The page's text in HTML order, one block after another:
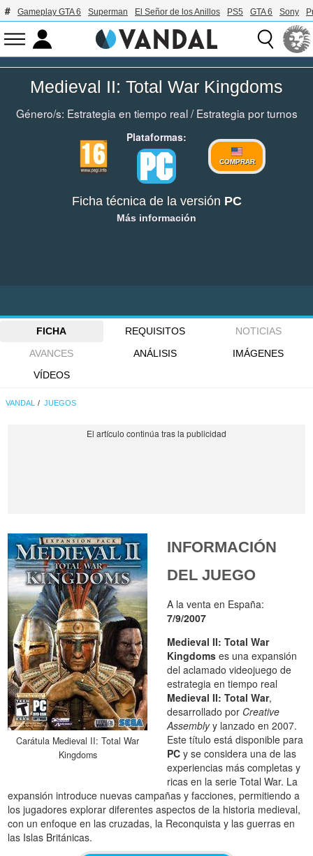
Gameplay GTA 6 Superman El Señor de los Anillos PS5 GTA 6 Sony
Medieval II: Total War Kingdoms
Género/s: Estrategia en tiempo real/Estrategia por turnos
Plataformas:
COMPRAR
Ficha técnica de la versión PC
Más información
FICHA REQUISITOS
NOTICIAS
AVANCES
ANÁLISIS
IMÁGENES
VÍDEOS
VANDAL JUEGOS
Carátula Medieval II: Total War
Kingdoms
INFORMACIÓN
DEL JUEGO
A la venta en España:
7/9/2007
Medieval II: Total War
Kingdoms es una expansión
del aclamado videojuego de
estrategia en tiempo real
Medieval II: Total War,
desarrollado por Creative
Assemblyy lanzado en 2007.
Este título está disponible para
PC y se considera una de las
experiencias más completas y
ricas en la serie Total War. La
expansión introduce nuevas campañas y facciones, permitiendo a
los jugadores explorar diferentes aspectos de la historia medieval,
con un enfoque en las cruzadas, la Reconquista y las guerras en
las Islas Británicas.